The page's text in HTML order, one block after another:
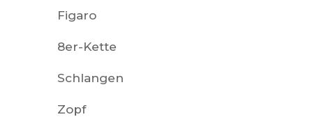
Figaro
8er-Kette
Schlangen
Zopf